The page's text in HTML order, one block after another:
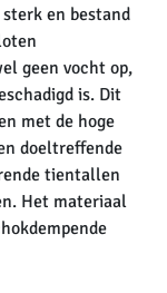
en bestand
geen vocht op,
is. Dit
met de hoge
doeltreffende
tientallen
Het materiaal